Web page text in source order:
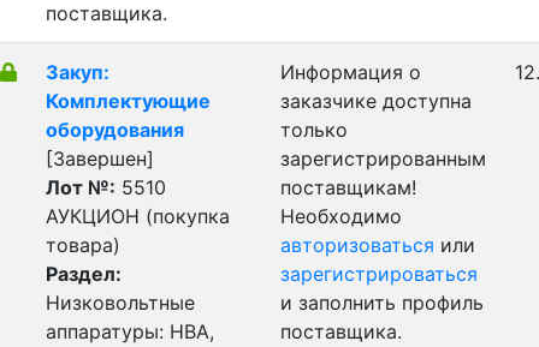
поставщика.
Закуп:
Комплектующие
оборудования
[Завершен]
Лот №: 5510
АУКЦИОН (покупка
товара)
Раздел:
Низковольтные
аппаратуры: НВА,
Информация о
заказчике доступна
только
зарегистрированным
поставщикам!
Необходимо
авторизоваться или
зарегистрироваться
и заполнить профиль
поставщика.